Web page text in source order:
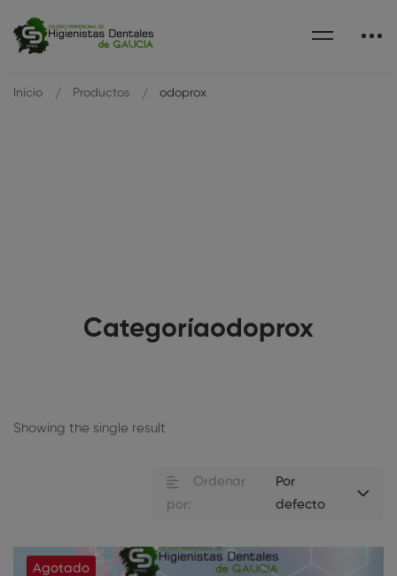
Categoríaodoprox
Inicio Productos odoprox
Showing the single result
Ordenar
por:
Por
defecto
Agotado